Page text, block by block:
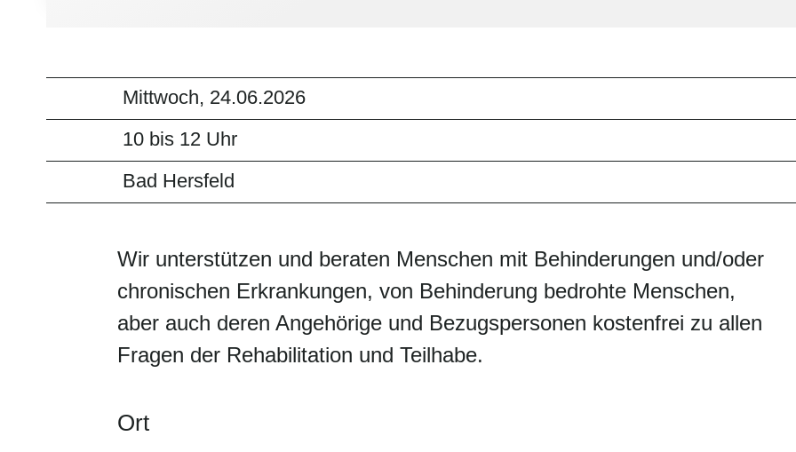
Mittwoch, 24.06.2026
10 bis 12 Uhr
Bad Hersfeld
Wir unterstützen und beraten Menschen mit Behinderungen und/oder
chronischen Erkrankungen, von Behinderung bedrohte Menschen,
aber auch deren Angehörige und Bezugspersonen kostenfrei zu allen
Fragen der Rehabilitation und Teilhabe.
Ort